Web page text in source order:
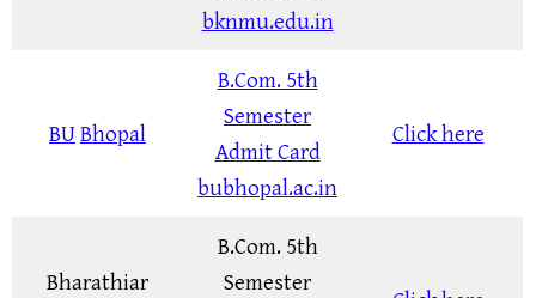
bknmu.edu.in
BUBhopal
B.Com. 5th
Semester
Admit Card
bubhopal.ac.in
Click here
Bharathiar
B.Com. 5th
Semester